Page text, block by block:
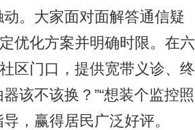
。大家面对面解答通信疑
优化方案并明确时限。在六
区门口，提供宽带义诊、终
该不该换？”“想装个监控照
，赢得居民广泛好评。